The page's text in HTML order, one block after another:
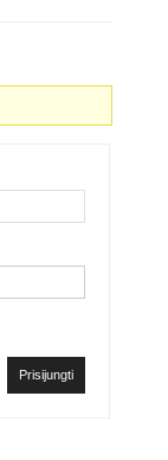
Prisijungti